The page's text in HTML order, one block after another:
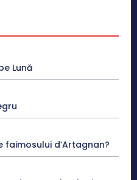
Lună
d’Artagnan?